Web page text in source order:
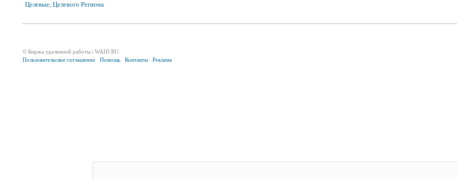
Целевые, Целевого Региона
© Биржа удаленной работы | WAID.RU
Пользовательское соглашение
Помощь Контакты Реклама